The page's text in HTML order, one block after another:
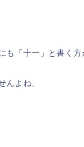
も「十一」と書く方
んよね。